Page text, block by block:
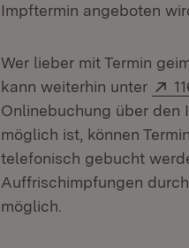
Impftermin angeboten
Wer lieber mit Termin
kann weiterhin unter
Onlinebuchung über den
möglich ist, können
telefonisch gebucht
Auffrischimpfungen
möglich.